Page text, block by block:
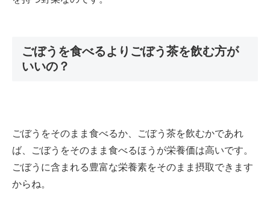
ごぼうを食べるよりごぼう茶を飲む方が
いいの？
ごぼうをそのまま食べるか、ごぼう茶を飲むかであれ
ば、ごぼうをそのまま食べるほうが栄養価は高いです。
ごぼうに含まれる豊富な栄養素をそのまま摂取できます
からね。